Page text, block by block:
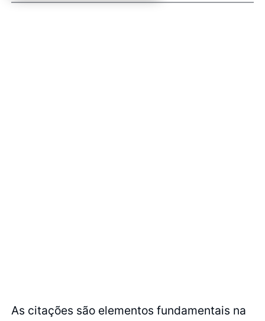
As citações são elementos fundamentais na